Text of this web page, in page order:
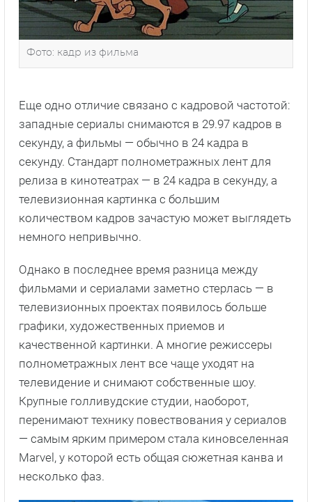
Фото: кадр из фильма
Еще одно отличие связано с кадровой частотой:
западные сериалы снимаются в 29.97 кадров в
секунду, а фильмы — обычно в 24 кадра в
секунду. Стандарт полнометражных лент для
релиза в кинотеатрах — в 24 кадра в секунду, а
телевизионная картинка с большим
количеством кадров зачастую может выглядеть
немного непривычно.
Однако в последнее время разница между
фильмами и сериалами заметно стерлась — в
телевизионных проектах появилось больше
графики, художественных приемов и
качественной картинки. А многие режиссеры
полнометражных лент все чаще уходят на
телевидение и снимают собственные шоу.
Крупные голливудские студии, наоборот,
перенимают технику повествования у сериалов
— самым ярким примером стала киновселенная
Marvel, у которой есть общая сюжетная канва и
несколько фаз.